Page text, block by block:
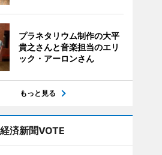
プラネタリウム制作の大平
貴之さんと音楽担当のエリ
ック・アーロンさん
もっと見る
済新聞VOTE